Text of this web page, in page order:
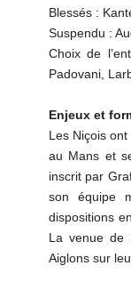
Blessés :
Suspendu :
Choix de
Padovani,
Enjeux et
Les Niçois
au Mans et
inscrit par
son équipe
dispositions
La venue de
Aiglons sur